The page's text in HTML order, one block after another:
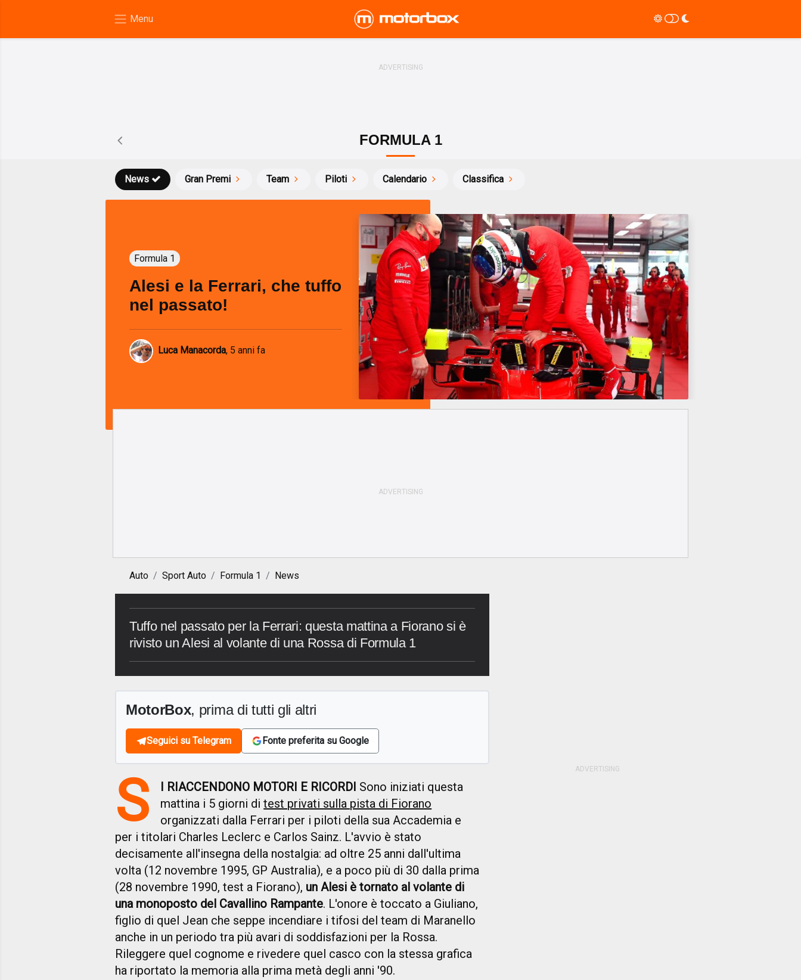
FORMULA 1
News Gran Premi Team Piloti Calendario Classifica
Formula 1
Alesi e la Ferrari, che tuffo
nel passato!
Luca Manacorda, 5 anni fa
Auto Sport Auto Formula 1 News
Tuffo nel passato per la Ferrari: questa mattina a Fiorano si è
rivisto un Alesi al volante di una Rossa di Formula 1
MotorBox, prima di tutti gli altri
Seguici su Telegram Fonte preferita su Google
S I RIACCENDONO MOTORI E RICORDI Sono iniziati questa
mattina i 5 giorni ditest privati sulla pista di Fiorano
organizzati dalla Ferrari per i piloti della sua Accademia e
per i titolari Charles Leclerc e Carlos Sainz. L'avvio è stato
decisamente all'insegna della nostalgia: ad oltre 25 anni dall'ultima
volta (12 novembre 1995, GP Australia), e a poco più di 30 dalla prima
(28 novembre 1990, test a Fiorano), un Alesi è tornato al volante di
una monoposto del Cavallino Rampante. L'onore è toccato a Giuliano,
figlio di quel Jean che seppe incendiare i tifosi del team di Maranello
anche in un periodo tra più avari di soddisfazioni per la Rossa.
Rileggere quel cognome e rivedere quel casco con la stessa grafica
ha riportato la memoria alla prima metà degli anni '90.